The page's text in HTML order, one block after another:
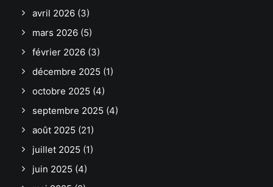
avril 2026 (3)
mars 2026 (5)
février 2026 (3)
décembre 2025 (1)
octobre 2025 (4)
septembre 2025 (4)
août 2025 (21)
juillet 2025 (1)
juin 2025 (4)